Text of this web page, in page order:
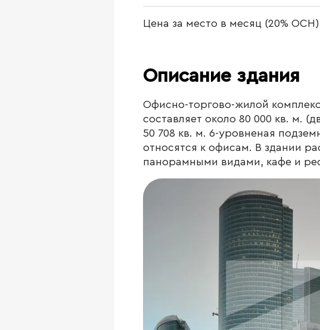
Цена за место в месяц (20% ОСН)
Описание здания
Офисно-торгово-жилой
составляет около 80 000 кв. м.
50 708 кв. м. 6-уровненая
относятся к офисам. В здании
панорамными видами, кафе и